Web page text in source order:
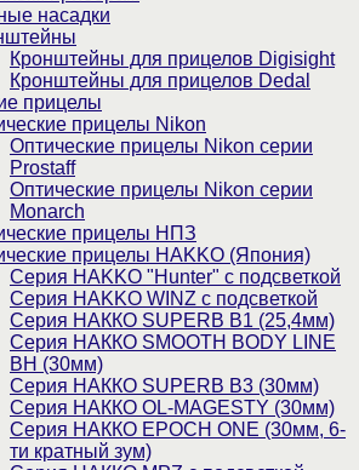
насадки
Кронштейны для прицелов Digisight
Кронштейны для прицелов Dedal
прицелы
прицелы Nikon
Оптические прицелы Nikon серии
Prostaff
Оптические прицелы Nikon серии
Monarch
прицелы НПЗ
прицелы HAKKO (Япония)
Cерия HAKKO "Hunter" с подсветкой
Серия НAKKO WINZ с подсветкой
Серия НАККО SUPERB B1 (25,4мм)
Серия НАККО SMOOTH BODY LINE
BH (30мм)
Серия НАККО SUPERB B3 (30мм)
Серия НАККО OL-MAGESTY (30мм)
Серия НАККО EPOCH ONE (30мм, 6-
ти кратный зум)